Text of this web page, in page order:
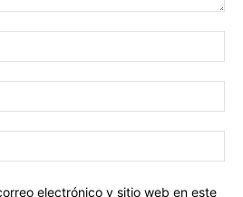
electrónico y sitio web en este